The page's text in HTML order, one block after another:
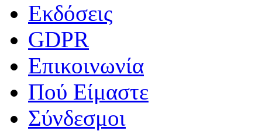
Εκδόσεις
GDPR
Επικοινωνία
Πού Είμαστε
Σύνδεσμοι